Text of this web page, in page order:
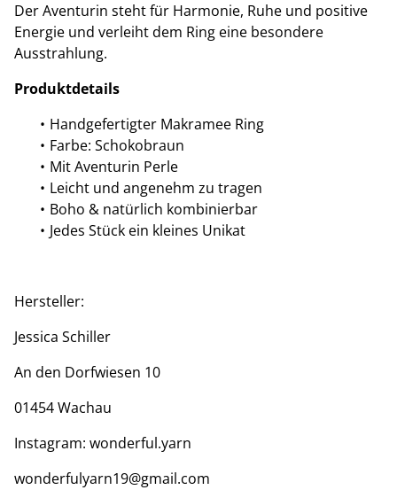
Der Aventurin steht für Harmonie, Ruhe und positive
Energie und verleiht dem Ring eine besondere
Ausstrahlung.
Produktdetails
Handgefertigter Makramee Ring
Farbe: Schokobraun
Mit Aventurin Perle
Leicht und angenehm zu tragen
Boho & natürlich kombinierbar
Jedes Stück ein kleines Unikat
Hersteller:
Jessica Schiller
An den Dorfwiesen 10
01454 Wachau
Instagram: wonderful.yarn
wonderfulyarn19@gmail.com